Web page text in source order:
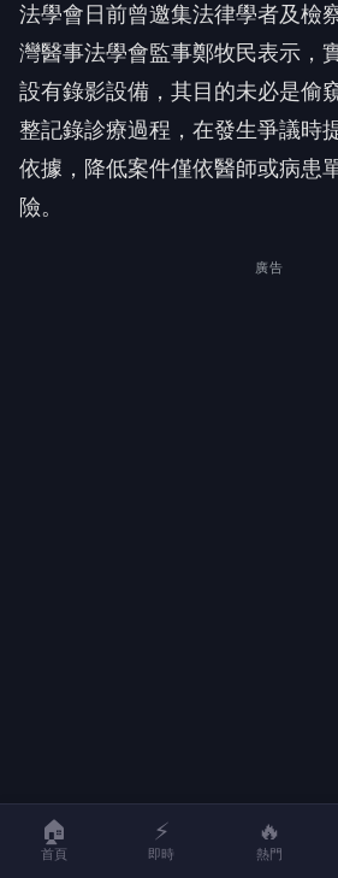
法學會日前曾邀集法律學者及檢
灣醫事法學會監事鄭牧民表示，
設有錄影設備，其目的未必是偷
整記錄診療過程，在發生爭議時
依據，降低案件僅依醫師或病患
險。
廣告
🏠
首頁
⚡
即時
🔥
熱門